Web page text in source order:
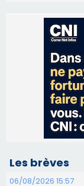
Les brèves
06/08/2026 15:57